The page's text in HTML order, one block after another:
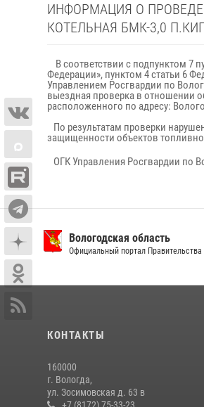
ИНФОРМАЦИЯ О
КОТЕЛЬНАЯ БМК-3,0
В соответствии с подпунктом 7
Федерации», пунктом 4 статьи 6
Управлением Росгвардии по
выездная проверка в отношении
расположенного по адресу:
По результатам проверки
защищенности объектов
ОГК Управления Росгвардии по
Вологодская область
Официальный портал Правительства
КОНТАКТЫ
160000
г. Вологда,
ул. Зосимовская д. 63 в